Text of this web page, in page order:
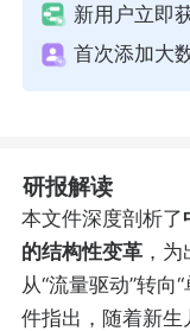
新用户立即
首次添加大
研报解读
本文件深度剖析了
的结构性变革，为
从“流量驱动”转向
件指出，随着新